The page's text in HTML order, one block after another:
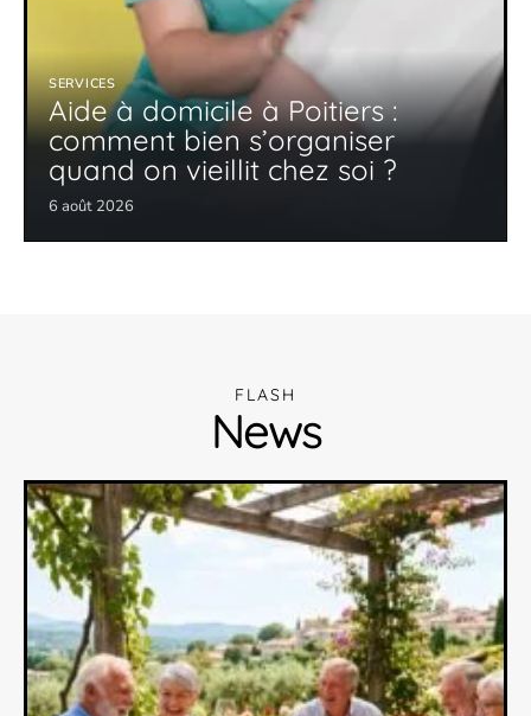
SERVICES
Aide à domicile à Poitiers :
comment bien s’organiser
quand on vieillit chez soi ?
6 août 2026
FLASH
News